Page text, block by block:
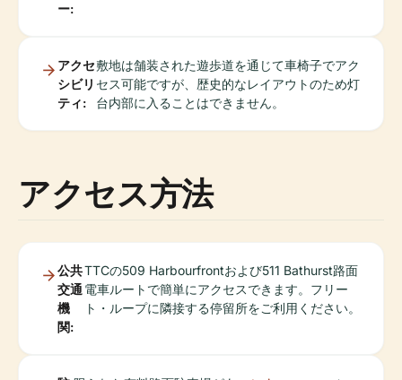
ー:
アクセ
シビリ
ティ:
敷地は舗装された遊歩道を通じて車椅子でアク
セス可能ですが、歴史的なレイアウトのため灯
台内部に入ることはできません。
アクセス方法
公共
交通
機
関:
TTCの509 Harbourfrontおよび511 Bathurst路面
電車ルートで簡単にアクセスできます。フリー
ト・ループに隣接する停留所をご利用ください。